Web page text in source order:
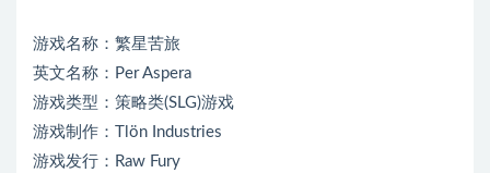
游戏名称：繁星苦旅
英文名称：Per Aspera
游戏类型：策略类(SLG)游戏
游戏制作：Tlön Industries
游戏发行：Raw Fury